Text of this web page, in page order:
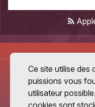
Ce site utilise des
puissions vous
utilisateur